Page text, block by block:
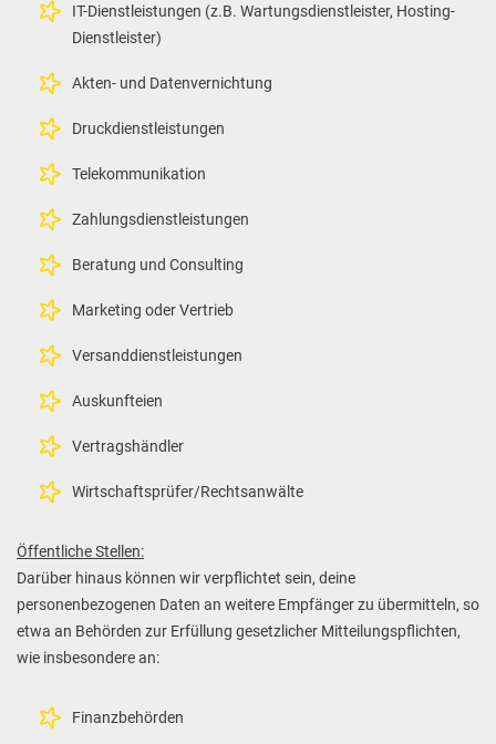
IT-Dienstleistungen (z.B. Wartungsdienstleister, Hosting-
Dienstleister)
Akten- und Datenvernichtung
Druckdienstleistungen
Telekommunikation
Zahlungsdienstleistungen
Beratung und Consulting
Marketing oder Vertrieb
Versanddienstleistungen
Auskunfteien
Vertragshändler
Wirtschaftsprüfer/Rechtsanwälte
Öffentliche Stellen:
Darüber hinaus können wir verpflichtet sein, deine
personenbezogenen Daten an weitere Empfänger zu übermitteln, so
etwa an Behörden zur Erfüllung gesetzlicher Mitteilungspflichten,
wie insbesondere an:
Finanzbehörden